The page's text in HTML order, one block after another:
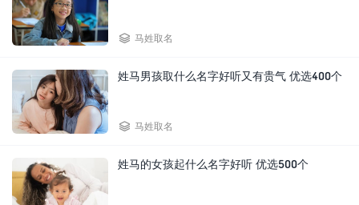
 马姓取名
姓马男孩取什么名字好听又有贵气 优选400个
 马姓取名
姓马的女孩起什么名字好听 优选500个